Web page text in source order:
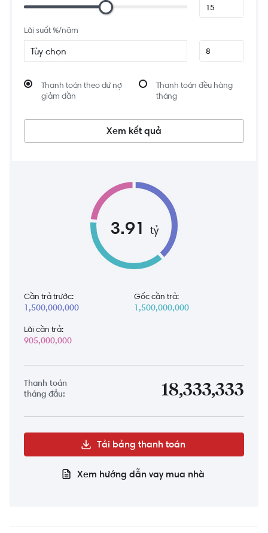
Coffee Lúa Về
Lãi suất %/năm
Tùy chọn
Thanh toán theo dư nợ
giảm dần
Thanh toán đều hàng
tháng
Xem kết quả
3.91 tỷ
Cần trả trước:
1,500,000,000
Gốc cần trả:
1,500,000,000
Lãi cần trả:
905,000,000
Thanh toán
tháng đầu:
18,333,333
Tải bảng thanh toán
Xem hướng dẫn vay mua nhà